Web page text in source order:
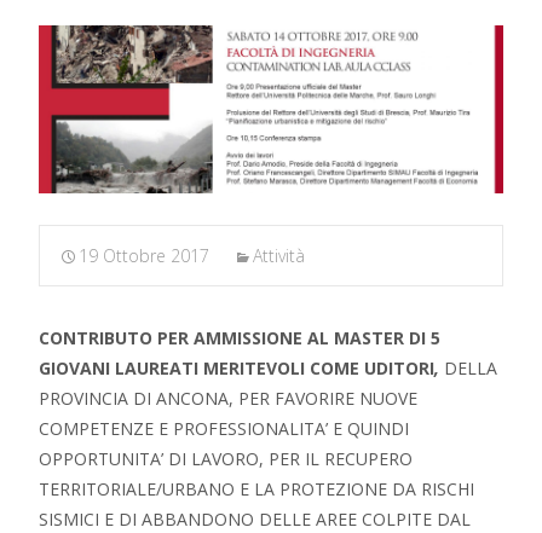
19 Ottobre 2017 Attività
CONTRIBUTO PER AMMISSIONE AL MASTER DI 5
GIOVANI LAUREATI MERITEVOLI COME UDITORI, DELLA
PROVINCIA DI ANCONA, PER FAVORIRE NUOVE
COMPETENZE E PROFESSIONALITA’ E QUINDI
OPPORTUNITA’ DI LAVORO, PER IL RECUPERO
TERRITORIALE/URBANO E LA PROTEZIONE DA RISCHI
SISMICI E DI ABBANDONO DELLE AREE COLPITE DAL